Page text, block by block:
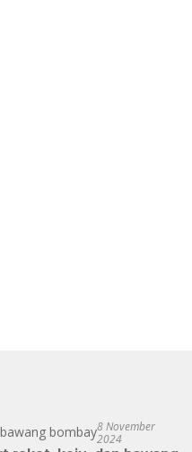
8 November
2024